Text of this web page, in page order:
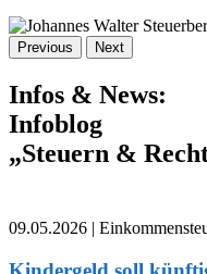
Previous Next
Infos & News:
Infoblog
„Steuern &
09.05.2026 |